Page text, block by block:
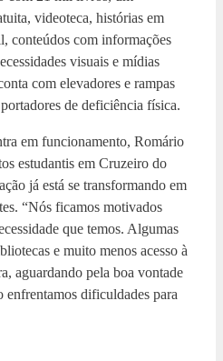
videoteca, histórias em
conteúdos com informações
visuais e mídias
com elevadores e rampas
de deficiência física.
em funcionamento, Romário
estudantis em Cruzeiro do
já está se transformando em
“Nós ficamos motivados
que temos. Algumas
e muito menos acesso à
aguardando pela boa vontade
enfrentamos dificuldades para